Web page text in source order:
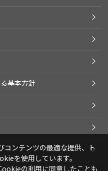
基本方針
コンテンツの最適な提供、ト
を使用しています。
の利用に同意したことも